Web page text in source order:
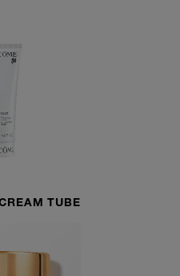
TUBE